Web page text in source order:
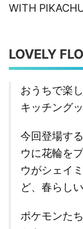
WITH
LOVELY
おうちで楽
キッチング
今回登場す
ウに花輪を
ウがシェイ
ど、春らし
ポケモンた